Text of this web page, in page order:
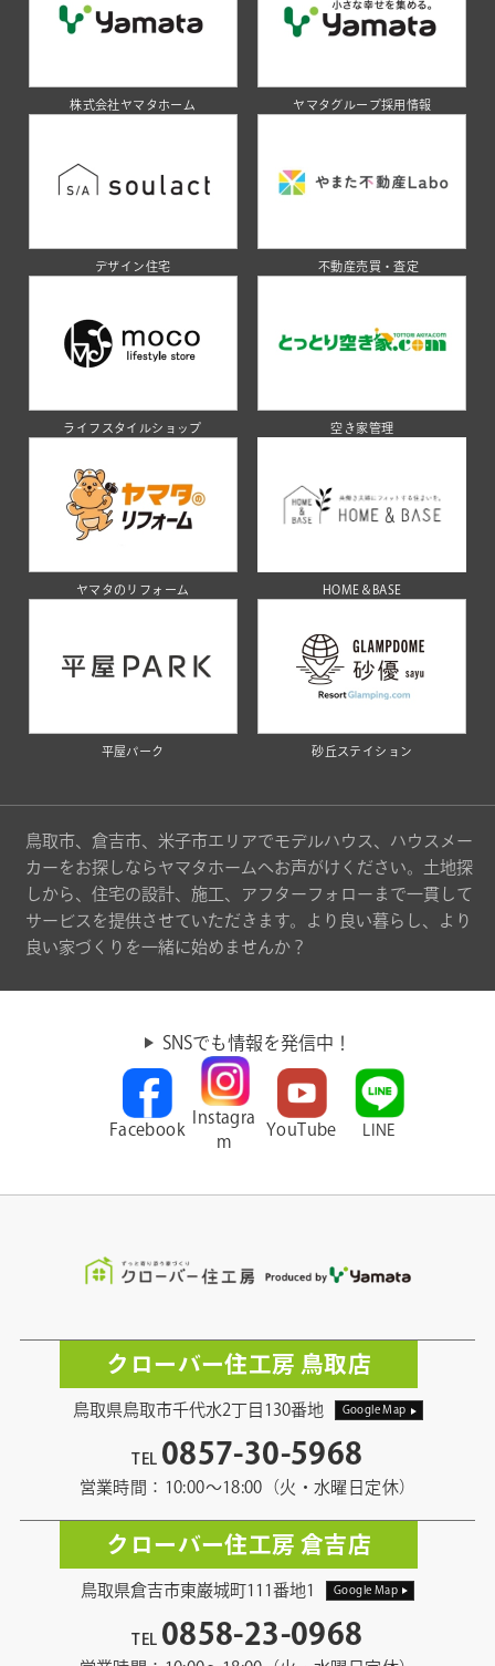
株式会社ヤマタホーム ヤマタグループ採用情報
デザイン住宅 不動産売買・査定
ライフスタイルショップ 空き家管理
ヤマタのリフォーム HOME＆BASE
平屋パーク 砂丘ステイション
鳥取市、倉吉市、米子市エリアでモデルハウス、ハウスメー
カーをお探しならヤマタホームへお声がけください。土地探
しから、住宅の設計、施工、アフターフォローまで一貫して
サービスを提供させていただきます。より良い暮らし、より
良い家づくりを一緒に始めませんか？
SNSでも情報を発信中！
Facebook
Instagra
m
YouTube LINE
クローバー住工房 鳥取店
鳥取県鳥取市千代水2丁目130番地 Google Map
TEL 0857-30-5968
営業時間：10:00〜18:00（火・水曜日定休）
クローバー住工房 倉吉店
鳥取県倉吉市東巌城町111番地1 Google Map
TEL 0858-23-0968